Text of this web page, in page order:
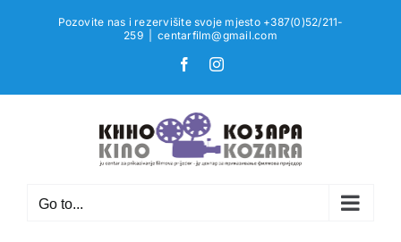
Pozovite nas i rezervišite svoje mjesto +387(0)52/211-
259
centarfilm@gmail.com
FacebookInstagram
Go to...